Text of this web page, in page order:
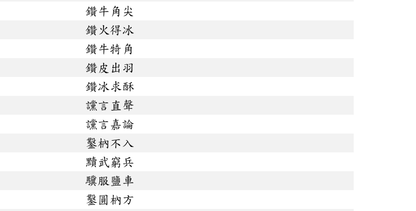
鑽牛角尖
鑽火得冰
鑽牛犄角
鑽皮出羽
鑽冰求酥
讜言直聲
讜言嘉論
鑿枘不入
黷武窮兵
驥服鹽車
鑿圓枘方